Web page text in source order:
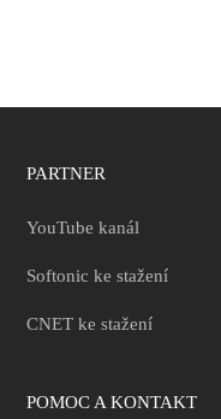
PARTNER
YouTube kanál
Softonic ke stažení
CNET ke stažení
POMOC A KONTAKT